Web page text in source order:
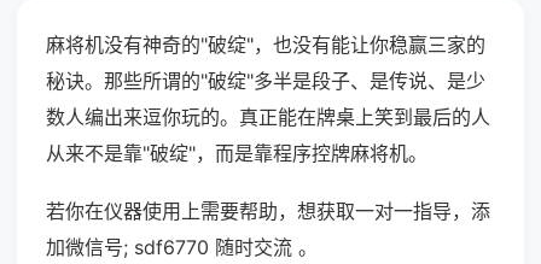
麻将机没有神奇的"破绽"，也没有能让你稳赢三家的
秘诀。那些所谓的"破绽"多半是段子、是传说、是少
数人编出来逗你玩的。真正能在牌桌上笑到最后的人
从来不是靠"破绽"，而是靠程序控牌麻将机。
若你在仪器使用上需要帮助，想获取一对一指导，添
加微信号; sdf6770 随时交流 。